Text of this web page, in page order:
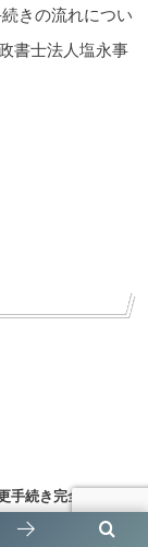
きの流れについ
書士法人塩永事
手続き完全ガイド